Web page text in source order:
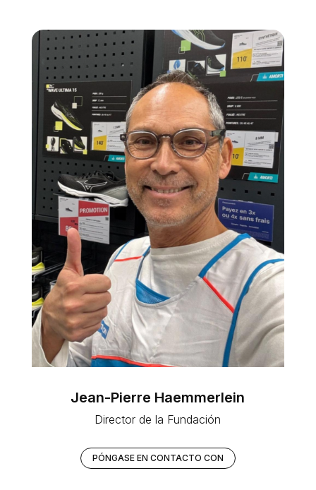
Jean-Pierre Haemmerlein
Director de la Fundación
PÓNGASE EN CONTACTO CON